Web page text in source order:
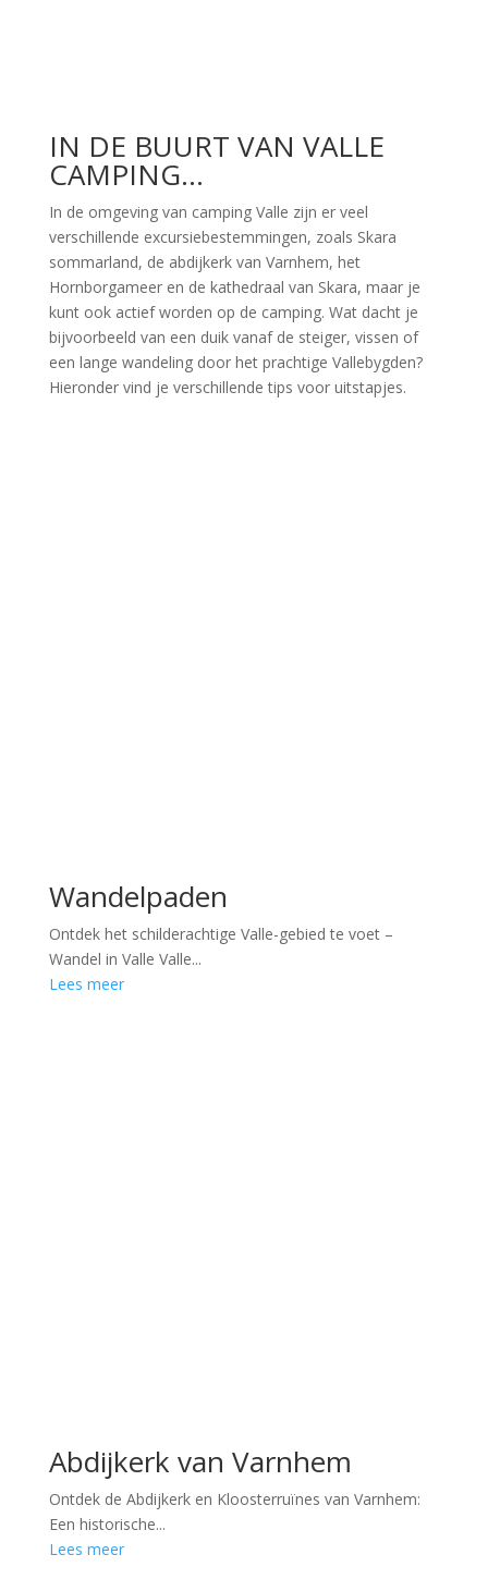
IN DE BUURT VAN VALLE
CAMPING…
In de omgeving van camping Valle zijn er veel
verschillende excursiebestemmingen, zoals Skara
sommarland, de abdijkerk van Varnhem, het
Hornborgameer en de kathedraal van Skara, maar je
kunt ook actief worden op de camping. Wat dacht je
bijvoorbeeld van een duik vanaf de steiger, vissen of
een lange wandeling door het prachtige Vallebygden?
Hieronder vind je verschillende tips voor uitstapjes.
Wandelpaden
Ontdek het schilderachtige Valle-gebied te voet –
Wandel in Valle Valle...
Lees meer
Abdijkerk van Varnhem
Ontdek de Abdijkerk en Kloosterruïnes van Varnhem:
Een historische...
Lees meer